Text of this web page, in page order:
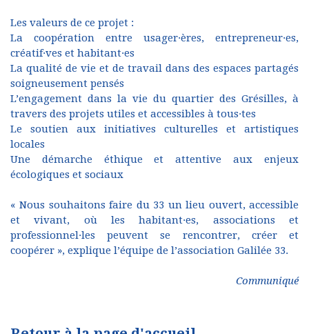
Les valeurs de ce projet :
La coopération entre usager·ères, entrepreneur·es,
créatif·ves et habitant·es
La qualité de vie et de travail dans des espaces partagés
soigneusement pensés
L’engagement dans la vie du quartier des Grésilles, à
travers des projets utiles et accessibles à tous·tes
Le soutien aux initiatives culturelles et artistiques
locales
Une démarche éthique et attentive aux enjeux
écologiques et sociaux
« Nous souhaitons faire du 33 un lieu ouvert, accessible
et vivant, où les habitant·es, associations et
professionnel·les peuvent se rencontrer, créer et
coopérer », explique l’équipe de l’association Galilée 33.
Communiqué